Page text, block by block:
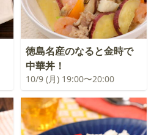
徳島名産のなると金時で
中華丼！
10/9 (月) 19:00〜20:00